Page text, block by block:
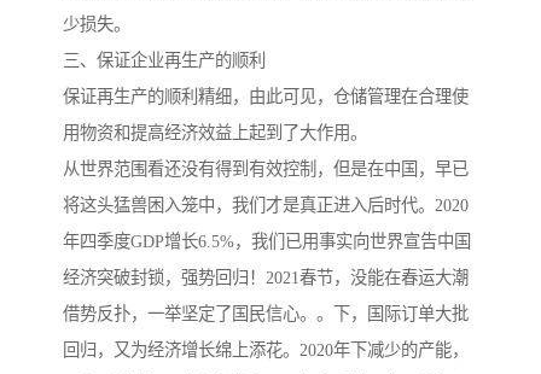
少损失。
三、保证企业再生产的顺利
保证再生产的顺利精细，由此可见，仓储管理在合理使
用物资和提高经济效益上起到了大作用。
从世界范围看还没有得到有效控制，但是在中国，早已
将这头猛兽困入笼中，我们才是真正进入后时代。2020
年四季度GDP增长6.5%，我们已用事实向世界宣告中国
经济突破封锁，强势回归！2021春节，没能在春运大潮
借势反扑，一举坚定了国民信心。。下，国际订单大批
回归，又为经济增长绵上添花。2020年下减少的产能，